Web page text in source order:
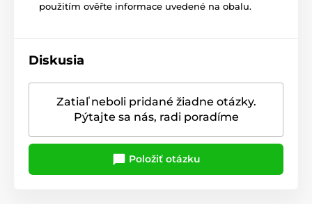
použitím ověřte informace uvedené na obalu.
Diskusia
Zatiaľ neboli pridané žiadne otázky.
Pýtajte sa nás, radi poradíme
Položiť otázku